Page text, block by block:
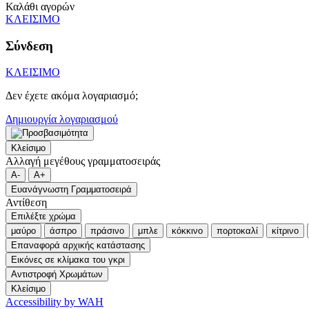
Καλάθι αγορών
ΚΛΕΙΣΙΜΟ
Σύνδεση
ΚΛΕΙΣΙΜΟ
Δεν έχετε ακόμα λογαριασμό;
Δημιουργία λογαριασμού
Κλείσιμο
Αλλαγή μεγέθους γραμματοσειράς
A-
A+
Ευανάγνωστη Γραμματοσειρά
Αντίθεση
Επιλέξτε χρώμα
μαύρο
άσπρο πράσινο μπλε κόκκινο πορτοκαλί
κίτρινο
Επαναφορά αρχικής κατάστασης
Εικόνες σε κλίμακα του γκρι
Αντιστροφή Χρωμάτων
Κλείσιμο
Accessibility by WAH